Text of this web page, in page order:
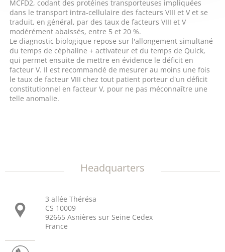
MCFD2, codant des protéines transporteuses impliquées
dans le transport intra-cellulaire des facteurs VIII et V et se
traduit, en général, par des taux de facteurs VIII et V
modérément abaissés, entre 5 et 20 %.
Le diagnostic biologique repose sur l'allongement simultané
du temps de céphaline + activateur et du temps de Quick,
qui permet ensuite de mettre en évidence le déficit en
facteur V. Il est recommandé de mesurer au moins une fois
le taux de facteur VIII chez tout patient porteur d'un déficit
constitutionnel en facteur V, pour ne pas méconnaître une
telle anomalie.
Headquarters
3 allée Thérésa
CS 10009
92665 Asnières sur Seine Cedex
France